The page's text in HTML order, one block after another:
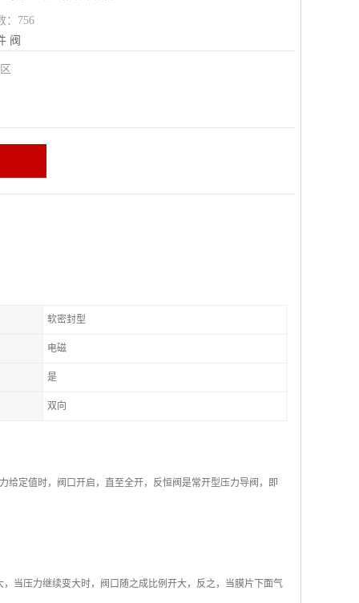
：756
阀
软密封型
电磁
是
双向
给定值时，阀口开启，直至全开，反恒阀是常开型压力导阀，即
当压力继续变大时，阀口随之成比例开大，反之，当膜片下面气